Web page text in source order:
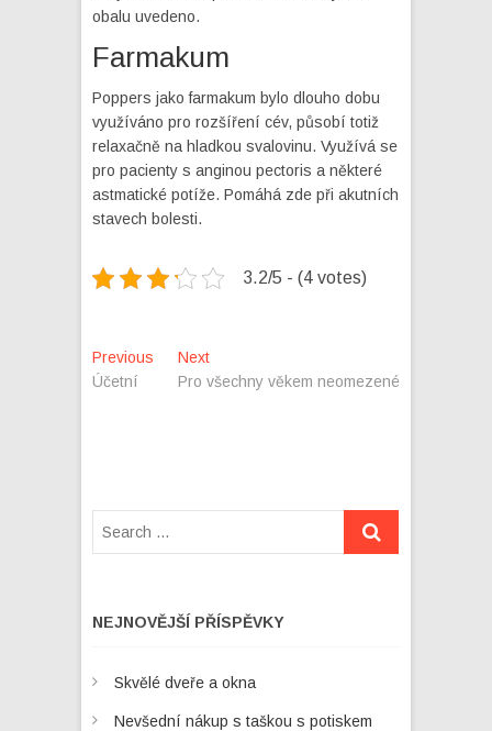
obalu uvedeno.
Farmakum
Poppers jako farmakum bylo dlouho dobu
využíváno pro rozšíření cév, působí totiž
relaxačně na hladkou svalovinu. Využívá se
pro pacienty s anginou pectoris a některé
astmatické potíže. Pomáhá zde při akutních
stavech bolesti.
3.2/5 - (4 votes)
Navigace
pro
Previous Previous
post:
Účetní
NextNext
post:
Pro všechny věkem neomezené
NEJNOVĚJŠÍ PŘÍSPĚVKY
Skvělé dveře a okna
Nevšední nákup s taškou s potiskem